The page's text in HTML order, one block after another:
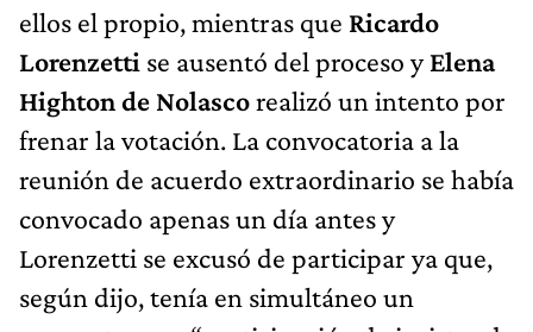
ellos el propio, mientras que Ricardo
Lorenzetti se ausentó del proceso yElena
Highton de Nolascorealizó un intento por
frenar la votación. La convocatoria a la
reunión de acuerdo extraordinario se había
convocado apenas un día antes y
Lorenzetti se excusó de participar ya que,
según dijo, tenía en simultáneo un